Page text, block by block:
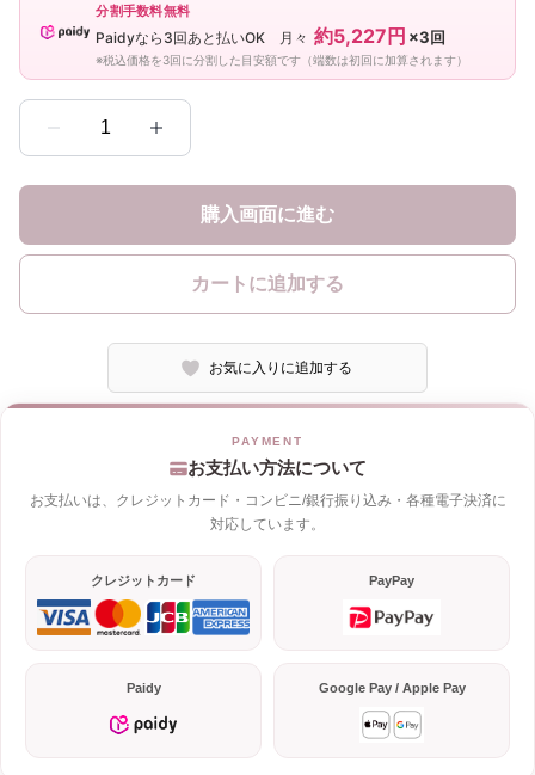
分割手数料無料
Paidyなら3回あと払いOK 月々 約5,227円 ×3回
※税込価格を3回に分割した目安額です（端数は初回に加算されます）
1
購入画面に進む
カートに追加する
お気に入りに追加する
お支払い方法について
お支払いは、クレジットカード・コンビニ/銀行振り込み・各種電子決済に
対応しています。
クレジットカード PayPay
Paidy Google Pay / Apple Pay